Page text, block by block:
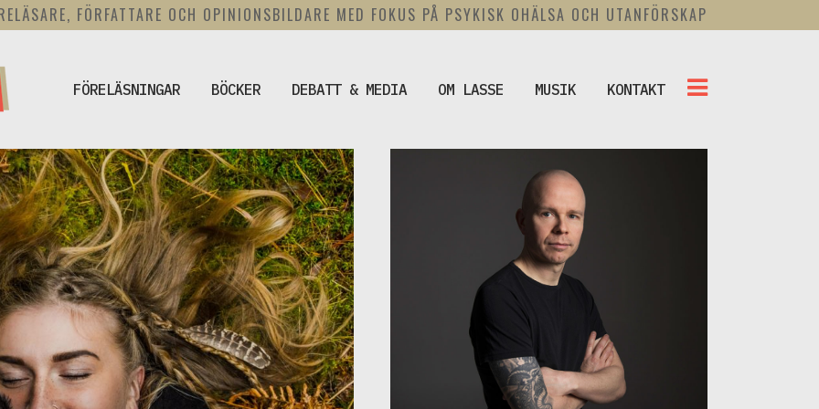
FÖRFATTARE OCH OPINIONSBILDARE MED FOKUS PÅ PSYKISK OHÄLSA OCH UTANFÖRSKAP
FÖRELÄSNINGAR BÖCKER DEBATT & MEDIA OM LASSE MUSIK KONTAKT